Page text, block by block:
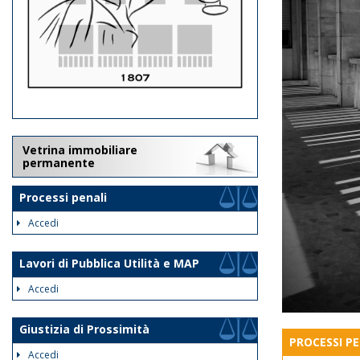
Vetrina immobiliare
permanente
Processi penali
Accedi
Lavori di Pubblica Utilità e MAP
Accedi
Giustizia di Prossimità
Accedi
PROCESSI